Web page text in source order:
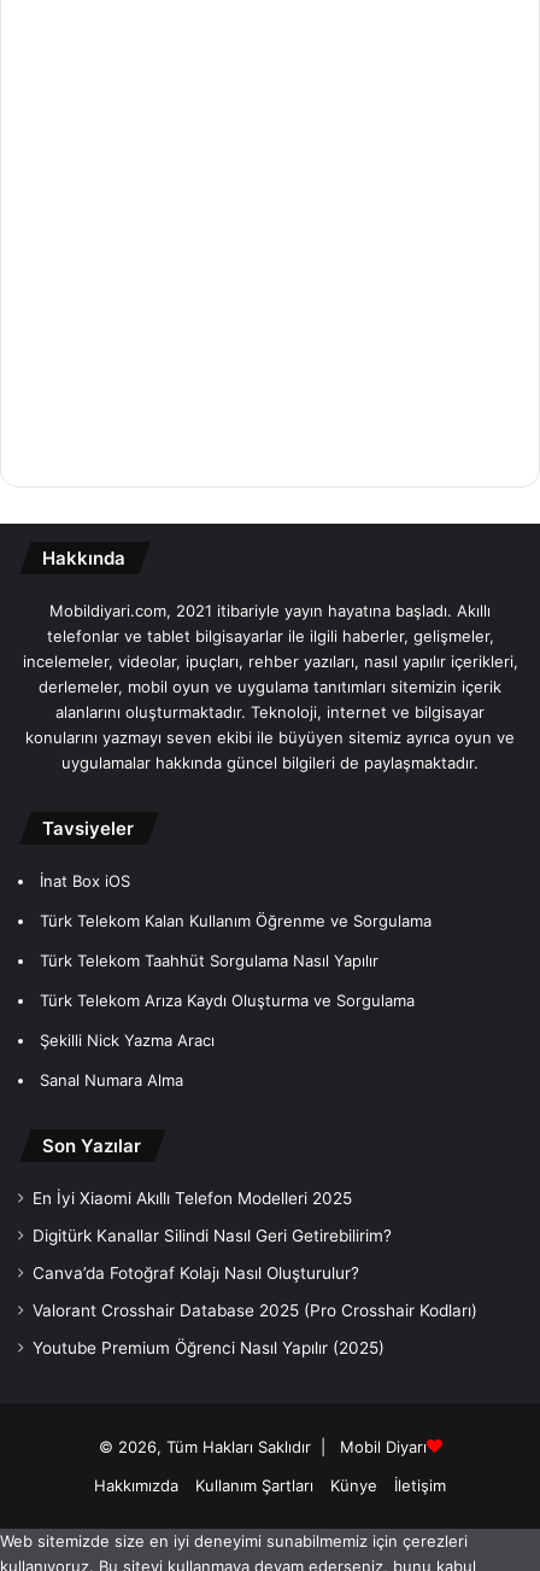
Hakkında
Mobildiyari.com, 2021 itibariyle yayın hayatına başladı. Akıllı
telefonlar ve tablet bilgisayarlar ile ilgili haberler, gelişmeler,
incelemeler, videolar, ipuçları, rehber yazıları, nasıl yapılır içerikleri,
derlemeler, mobil oyun ve uygulama tanıtımları sitemizin içerik
alanlarını oluşturmaktadır. Teknoloji, internet ve bilgisayar
konularını yazmayı seven ekibi ile büyüyen sitemiz ayrıca oyun ve
uygulamalar hakkında güncel bilgileri de paylaşmaktadır.
Tavsiyeler
İnat Box iOS
Türk Telekom Kalan Kullanım Öğrenme ve Sorgulama
Türk Telekom Taahhüt Sorgulama Nasıl Yapılır
Türk Telekom Arıza Kaydı Oluşturma ve Sorgulama
Şekilli Nick Yazma Aracı
Sanal Numara Alma
Son Yazılar
En İyi Xiaomi Akıllı Telefon Modelleri 2025
Digitürk Kanallar Silindi Nasıl Geri Getirebilirim?
Canva’da Fotoğraf Kolajı Nasıl Oluşturulur?
Valorant Crosshair Database 2025 (Pro Crosshair Kodları)
Youtube Premium Öğrenci Nasıl Yapılır (2025)
© 2026, Tüm Hakları Saklıdır | Mobil Diyarı
Hakkımızda
Kullanım Şartları Künye İletişim
Web sitemizde size en iyi deneyimi sunabilmemiz için çerezleri
kullanıyoruz. Bu siteyi kullanmaya devam ederseniz, bunu kabul